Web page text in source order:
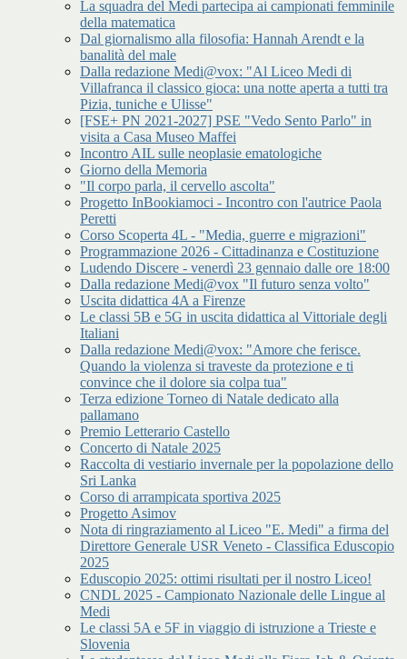
La squadra del Medi partecipa ai campionati femminile
della matematica
Dal giornalismo alla filosofia: Hannah Arendt e la
banalità del male
Dalla redazione Medi@vox: "Al Liceo Medi di
Villafranca il classico gioca: una notte aperta a tutti tra
Pizia, tuniche e Ulisse"
[FSE+ PN 2021-2027] PSE "Vedo Sento Parlo" in
visita a Casa Museo Maffei
Incontro AIL sulle neoplasie ematologiche
Giorno della Memoria
"Il corpo parla, il cervello ascolta"
Progetto InBookiamoci - Incontro con l'autrice Paola
Peretti
Corso Scoperta 4L - "Media, guerre e migrazioni"
Programmazione 2026 - Cittadinanza e Costituzione
Ludendo Discere - venerdì 23 gennaio dalle ore 18:00
Dalla redazione Medi@vox "Il futuro senza volto"
Uscita didattica 4A a Firenze
Le classi 5B e 5G in uscita didattica al Vittoriale degli
Italiani
Dalla redazione Medi@vox: "Amore che ferisce.
Quando la violenza si traveste da protezione e ti
convince che il dolore sia colpa tua"
Terza edizione Torneo di Natale dedicato alla
pallamano
Premio Letterario Castello
Concerto di Natale 2025
Raccolta di vestiario invernale per la popolazione dello
Sri Lanka
Corso di arrampicata sportiva 2025
Progetto Asimov
Nota di ringraziamento al Liceo "E. Medi" a firma del
Direttore Generale USR Veneto - Classifica Eduscopio
2025
Eduscopio 2025: ottimi risultati per il nostro Liceo!
CNDL 2025 - Campionato Nazionale delle Lingue al
Medi
Le classi 5A e 5F in viaggio di istruzione a Trieste e
Slovenia